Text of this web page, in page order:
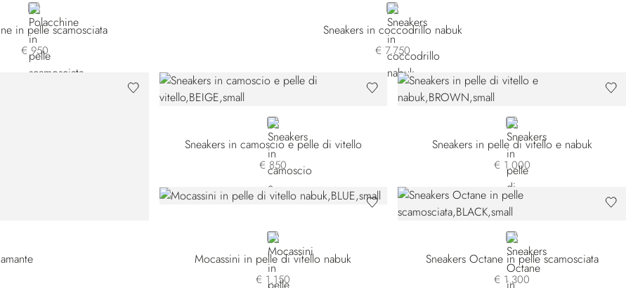
GREY
Sneakers in coccodrillo nabuk
€ 7.750
BLUE
in pelle scamosciata
€ 950
BEIGE
Sneakers in camoscio e pelle di vitello
€ 850
BROWN
Sneakers in pelle di vitello e nabuk
€ 1.000
BLUE
Mocassini in pelle di vitello nabuk
€ 1.150
BLACK
Sneakers Octane in pelle scamosciata
€ 1.300